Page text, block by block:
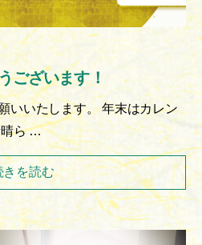
ございます！
いいたします。 年末はカレン
晴ら …
きを読む